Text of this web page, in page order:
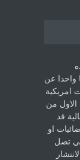
اسبوعا واحدا عن
امريكية
الاول من
قد
او
تصل